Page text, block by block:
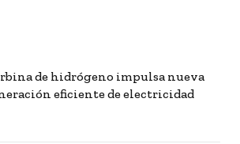
de hidrógeno impulsa nueva
eficiente de electricidad